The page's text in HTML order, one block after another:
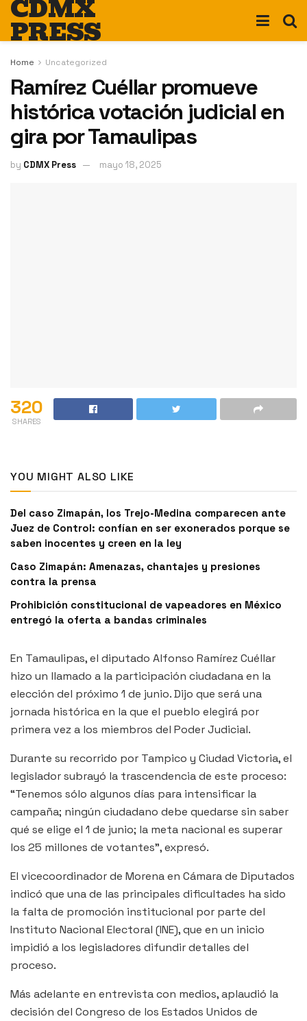
CDMX
PRESS
Home Uncategorized
Ramírez Cuéllar promueve
histórica votación judicial en
gira por Tamaulipas
by CDMX Press mayo 18, 2025
320
SHARES
YOU MIGHT ALSO LIKE
Del caso Zimapán, los Trejo-Medina comparecen ante
Juez de Control: confían en ser exonerados porque se
saben inocentes y creen en la ley
Caso Zimapán: Amenazas, chantajes y presiones
contra la prensa
Prohibición constitucional de vapeadores en México
entregó la oferta a bandas criminales
En Tamaulipas, el diputado Alfonso Ramírez Cuéllar
hizo un llamado a la participación ciudadana en la
elección del próximo 1 de junio. Dijo que será una
jornada histórica en la que el pueblo elegirá por
primera vez a los miembros del Poder Judicial.
Durante su recorrido por Tampico y Ciudad Victoria, el
legislador subrayó la trascendencia de este proceso:
“Tenemos sólo algunos días para intensificar la
campaña; ningún ciudadano debe quedarse sin saber
qué se elige el 1 de junio; la meta nacional es superar
los 25 millones de votantes”, expresó.
El vicecoordinador de Morena en Cámara de Diputados
indicó que una de las principales dificultades ha sido
la falta de promoción institucional por parte del
Instituto Nacional Electoral (INE), que en un inicio
impidió a los legisladores difundir detalles del
proceso.
Más adelante en entrevista con medios, aplaudió la
decisión del Congreso de los Estados Unidos de